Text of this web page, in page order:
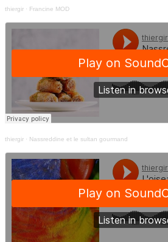
thiergir · Francine MOD
thiergir · Nassreddine et le sultan gourmand